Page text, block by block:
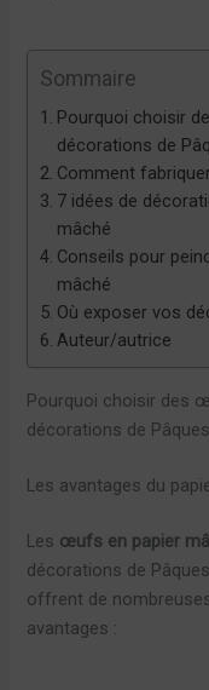
Sommaire
Pourquoi choisir
décorations de
Comment
7 idées de
mâché
Conseils pour
mâché
Où exposer vos
Auteur/autrice
Pourquoi choisir des
décorations de
Les avantages du
Les œufs en papier
décorations de
offrent de
avantages :